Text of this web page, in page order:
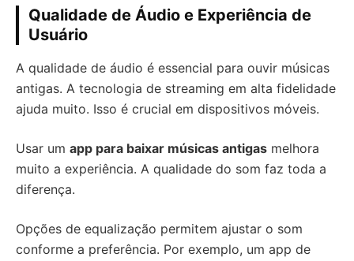
Qualidade de Áudio e Experiência de
Usuário
A qualidade de áudio é essencial para ouvir músicas
antigas. A tecnologia de streaming em alta fidelidade
ajuda muito. Isso é crucial em dispositivos móveis.
Usar um app para baixar músicas antigas melhora
muito a experiência. A qualidade do som faz toda a
diferença.
Opções de equalização permitem ajustar o som
conforme a preferência. Por exemplo, um app de